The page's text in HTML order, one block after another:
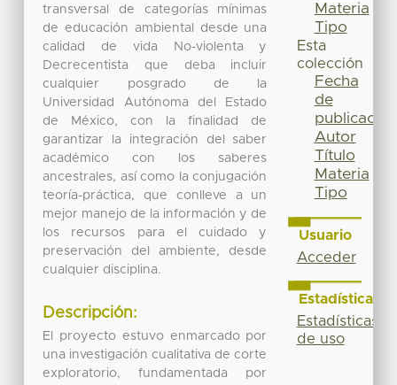
transversal de categorías mínimas
de educación ambiental desde una
calidad de vida No-violenta y
Decrecentista que deba incluir
cualquier posgrado de la
Universidad Autónoma del Estado
de México, con la finalidad de
garantizar la integración del saber
académico con los saberes
ancestrales, así como la conjugación
teoría-práctica, que conlleve a un
mejor manejo de la información y de
los recursos para el cuidado y
preservación del ambiente, desde
cualquier disciplina.
Descripción:
El proyecto estuvo enmarcado por
una investigación cualitativa de corte
exploratorio, fundamentada por
Materia
Tipo
Esta
colección
Fecha
de
publicación
Autor
Título
Materia
Tipo
Usuario
Acceder
Estadísticas
Estadísticas
de uso